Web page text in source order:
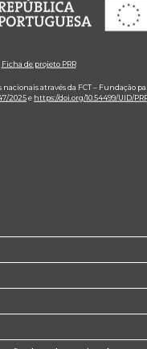
Ficha de projeto PRR
através da FCT – Fundação
2025e https://doi.org/10.54499/UID/